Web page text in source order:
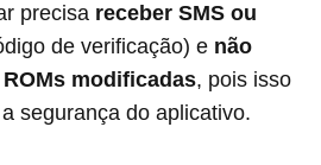
precisa receber SMS ou
de verificação) e não
modificadas, pois isso
segurança do aplicativo.